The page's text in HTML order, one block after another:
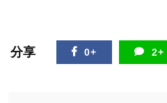
分享 0+ 2+